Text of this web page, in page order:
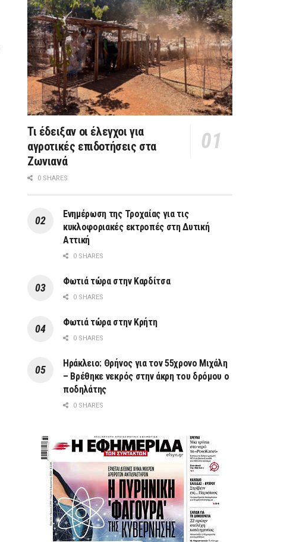
Τι έδειξαν οι έλεγχοι για
αγροτικές επιδοτήσεις στα
Ζωνιανά
0 SHARES
Ενημέρωση της Τροχαίας για τις
κυκλοφοριακές εκτροπές στη Δυτική
Αττική
0 SHARES
Φωτιά τώρα στην Καρδίτσα
0 SHARES
Φωτιά τώρα στην Κρήτη
0 SHARES
Ηράκλειο: Θρήνος για τον 55χρονο Μιχάλη
– Βρέθηκε νεκρός στην άκρη του δρόμου ο
ποδηλάτης
0 SHARES